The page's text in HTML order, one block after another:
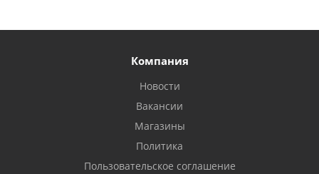
Компания
Новости
Вакансии
Магазины
Политика
Пользовательское соглашение